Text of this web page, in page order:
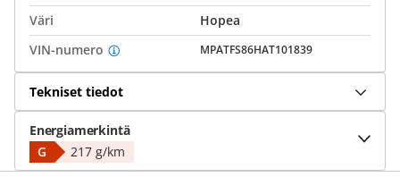
Väri
Hopea
VIN-numero
MPATFS86HAT101839
Tekniset tiedot
Energiamerkintä
G
217 g/km